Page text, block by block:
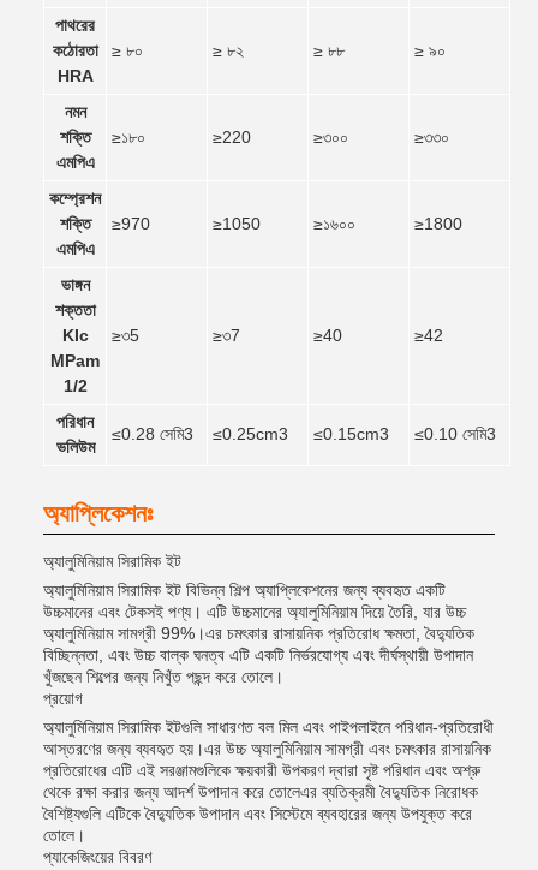
পাথরের
কঠোরতা
HRA
≥ ৮০ ≥ ৮২ ≥ ৮৮ ≥ ৯০
নমন
শক্তি
এমপিএ
≥১৮০ ≥220 ≥৩০০ ≥৩৩০
কম্প্রেশন
শক্তি
এমপিএ
≥970 ≥1050 ≥১৬০০ ≥1800
ভাঙ্গন
শক্ততা
KIc
MPam
1/2
≥৩5 ≥৩7 ≥40 ≥42
পরিধান
ভলিউম
≤0.28 সেমি3 ≤0.25cm3 ≤0.15cm3 ≤0.10 সেমি3
অ্যাপ্লিকেশনঃ
অ্যালুমিনিয়াম সিরামিক ইট
অ্যালুমিনিয়াম সিরামিক ইট বিভিন্ন শিল্প অ্যাপ্লিকেশনের জন্য ব্যবহৃত একটি
উচ্চমানের এবং টেকসই পণ্য। এটি উচ্চমানের অ্যালুমিনিয়াম দিয়ে তৈরি, যার উচ্চ
অ্যালুমিনিয়াম সামগ্রী 99%।এর চমৎকার রাসায়নিক প্রতিরোধ ক্ষমতা, বৈদ্যুতিক
বিচ্ছিন্নতা, এবং উচ্চ বাল্ক ঘনত্ব এটি একটি নির্ভরযোগ্য এবং দীর্ঘস্থায়ী উপাদান
খুঁজছেন শিল্পের জন্য নিখুঁত পছন্দ করে তোলে।
প্রয়োগ
অ্যালুমিনিয়াম সিরামিক ইটগুলি সাধারণত বল মিল এবং পাইপলাইনে পরিধান-প্রতিরোধী
আস্তরণের জন্য ব্যবহৃত হয়।এর উচ্চ অ্যালুমিনিয়াম সামগ্রী এবং চমৎকার রাসায়নিক
প্রতিরোধের এটি এই সরঞ্জামগুলিকে ক্ষয়কারী উপকরণ দ্বারা সৃষ্ট পরিধান এবং অশ্রু
থেকে রক্ষা করার জন্য আদর্শ উপাদান করে তোলেএর ব্যতিক্রমী বৈদ্যুতিক নিরোধক
বৈশিষ্ট্যগুলি এটিকে বৈদ্যুতিক উপাদান এবং সিস্টেমে ব্যবহারের জন্য উপযুক্ত করে
তোলে।
প্যাকেজিংয়ের বিবরণ